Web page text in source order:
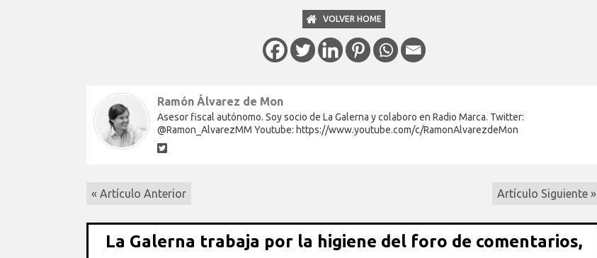
VOLVER HOME
Ramón Álvarez de Mon
Asesor fiscal autónomo. Soy socio de La Galerna y colaboro en Radio Marca. Twitter:
@Ramon_AlvarezMM Youtube: https://www.youtube.com/c/RamonAlvarezdeMon
« Artículo Anterior Artículo Siguiente »
La Galerna trabaja por la higiene del foro de comentarios,